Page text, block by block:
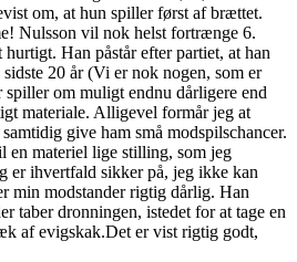
om, at hun spiller først af brættet.
Nulsson vil nok helst fortrænge 6.
hurtigt. Han påstår efter partiet, at han
20 år (Vi er nok nogen, som er
om muligt endnu dårligere end
materiale. Alligevel formår jeg at
give ham små modspilschancer.
materiel lige stilling, som jeg
er ihvertfald sikker på, jeg ikke kan
min modstander rigtig dårlig. Han
taber dronningen, istedet for at tage en
af evigskak.Det er vist rigtig godt,